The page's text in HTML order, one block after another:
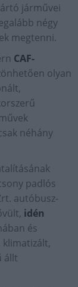
járművei
négy
megtenni.
CAF-
olyan
néhány
padlós
autóbusz-
idén
és
klimatizált,
állt